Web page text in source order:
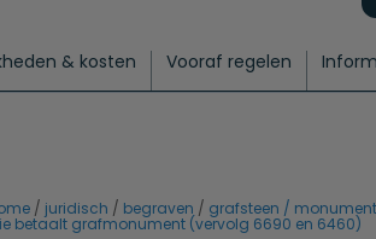
& kosten Vooraf regelen
juridisch begraven grafsteen / monument
betaalt grafmonument (vervolg 6690 en 6460)